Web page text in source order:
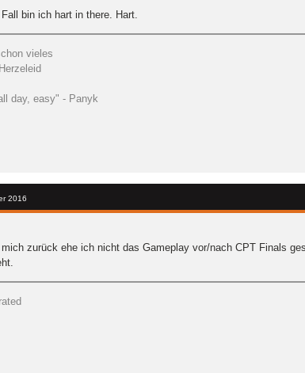
bin ich hart in there. Hart.
vieles
day, easy" - Panyk
2016
zurück ehe ich nicht das Gameplay vor/nach CPT Finals